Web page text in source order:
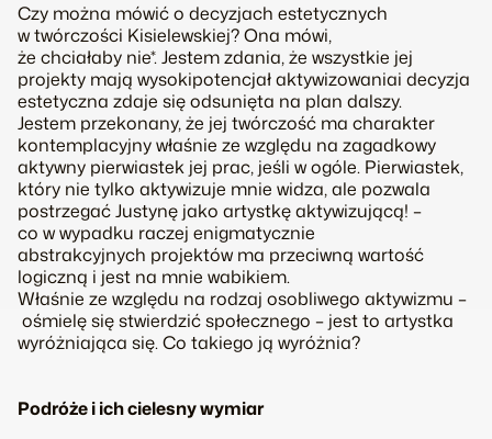
Czy można mówić o decyzjach estetycznych
w twórczości Kisielewskiej? Ona mówi,
że chciałaby nie*. Jestem zdania, że wszystkie jej
projekty mają wysokipotencjał aktywizowaniai decyzja
estetyczna zdaje się odsunięta na plan dalszy.
Jestem przekonany, że jej twórczość ma charakter
kontemplacyjny właśnie ze względu na zagadkowy
aktywny pierwiastek jej prac, jeśli w ogóle. Pierwiastek,
który nie tylko aktywizuje mnie widza, ale pozwala
postrzegać Justynę jako artystkę aktywizującą! –
co w wypadku raczej enigmatycznie
abstrakcyjnych projektów ma przeciwną wartość
logiczną i jest na mnie wabikiem.
Właśnie ze względu na rodzaj osobliwego aktywizmu –
ośmielę się stwierdzić społecznego – jest to artystka
wyróżniająca się. Co takiego ją wyróżnia?
Podróże i ich cielesny wymiar